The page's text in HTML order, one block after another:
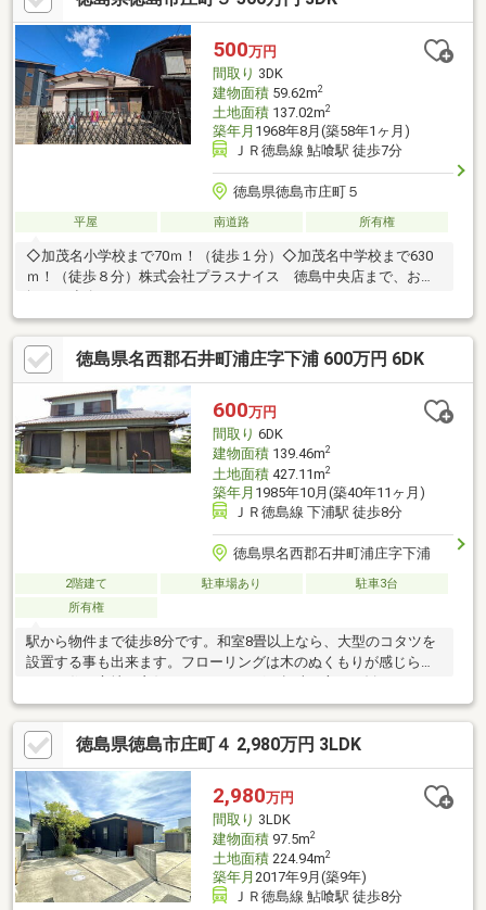
小学校まで徒歩24分（1881ｍ）、山川中学校まで徒歩19分（1458
ｍ）、阿波山川駅まで徒歩7分（488ｍ）の立地です。
500万円
間取り 3DK
建物面積59.62m2
土地面積137.02m2
築年月 1968年8月(築58年1ヶ月)
ＪＲ徳島線 鮎喰駅 徒歩7分
徳島県徳島市庄町５
平屋 南道路 所有権
◇加茂名小学校まで70ｍ！（徒歩１分）◇加茂名中学校まで630
ｍ！（徒歩８分）株式会社プラスナイス 徳島中央店まで、お気
徳島県名西郡石井町浦庄字下浦 600万円 6DK
600万円
間取り 6DK
建物面積139.46m2
土地面積427.11m2
築年月 1985年10月(築40年11ヶ月)
ＪＲ徳島線 下浦駅 徒歩8分
徳島県名西郡石井町浦庄字下浦
2階建て 駐車場あり
駐車3台
所有権
駅から物件まで徒歩8分です。和室8畳以上なら、大型のコタツを
設置する事も出来ます。フローリングは木のぬくもりが感じられ
の物件があります。住みよい中古の戸建て物件となっておりま
す。建物6DKで42坪ありますので広々としています。土地も
129.20坪有り、車庫付きです。ぜひ一度株式会社プラスナイス藍
住・北島不動産モールにお問合せ下さい。（088-692-0051）
徳島県徳島市庄町４ 2,980万円 3LDK
2,980万円
間取り 3LDK
建物面積97.5m2
土地面積224.94m2
築年月 2017年9月(築9年)
ＪＲ徳島線 鮎喰駅 徒歩8分